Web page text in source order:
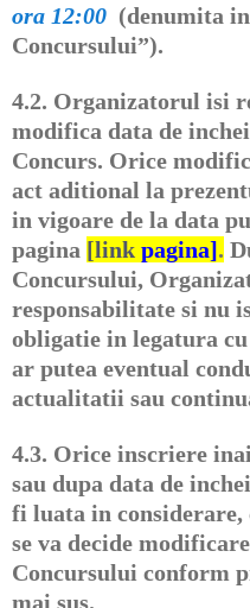
ora 12:00 (denumita
Concursului”).
4.2. Organizatorul isi
modifica data de
Concurs. Orice
act aditional la
in vigoare de la data
pagina [link pagina].
Concursului,
responsabilitate si nu
obligatie in legatura
ar putea eventual
actualitatii sau
4.3. Orice inscriere
sau dupa data de
fi luata in considerare,
se va decide
Concursului conform
mai sus.